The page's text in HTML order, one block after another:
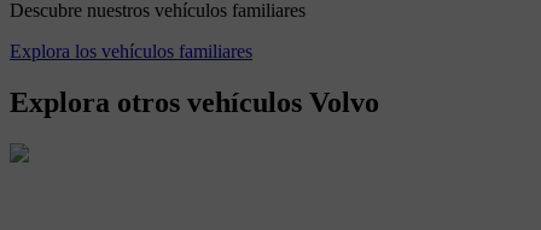
Descubre nuestros vehículos familiares
Explora los vehículos familiares
Explora otros vehículos Volvo